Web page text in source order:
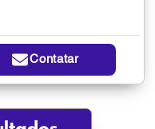
Contatar